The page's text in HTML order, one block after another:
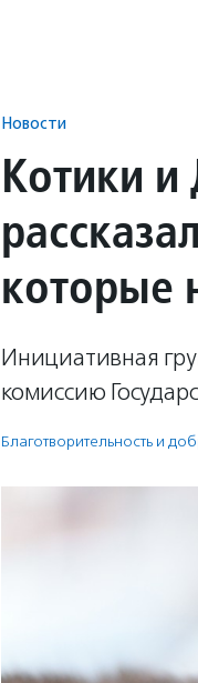
Новости
Котики
которые
Инициативная
комиссию
Благотвори­тель­ность и